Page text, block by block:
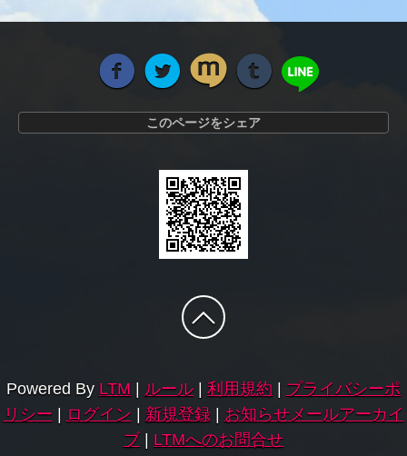
このページをシェア
Powered By LTM | ルール | 利用規約 | プライバシーポ
リシー | ログイン | 新規登録| お知らせメールアーカイ
ブ| LTMへのお問合せ